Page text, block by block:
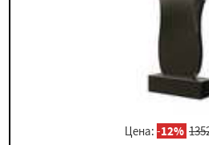
Цена: -12%